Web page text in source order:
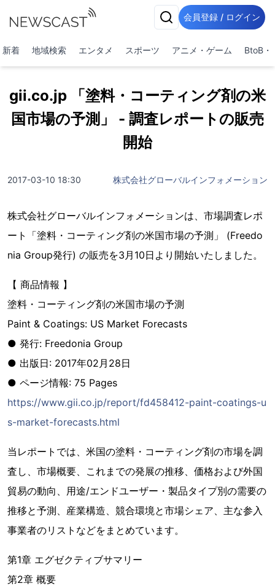
会員登録 / ログイン
新着 地域検索 エンタメ スポーツ アニメ・ゲーム BtoB・
gii.co.jp 「塗料・コーティング剤の米
国市場の予測」 - 調査レポートの販売
開始
2017-03-10 18:30 株式会社グローバルインフォメーション
株式会社グローバルインフォメーションは、市場調査レポ
ート「塗料・コーティング剤の米国市場の予測」 (Freedo
nia Group発行) の販売を3月10日より開始いたしました。
【 商品情報 】
塗料・コーティング剤の米国市場の予測
Paint & Coatings: US Market Forecasts
● 発行: Freedonia Group
● 出版日: 2017年02月28日
● ページ情報: 75 Pages
https://www.gii.co.jp/report/fd458412-paint-coatings-u
s-market-forecasts.html
当レポートでは、米国の塗料・コーティング剤の市場を調
査し、市場概要、これまでの発展の推移、価格および外国
貿易の動向、用途/エンドユーザー・製品タイプ別の需要の
推移と予測、産業構造、競合環境と市場シェア、主な参入
事業者のリストなどをまとめています。
第1章 エグゼクティブサマリー
第2章 概要